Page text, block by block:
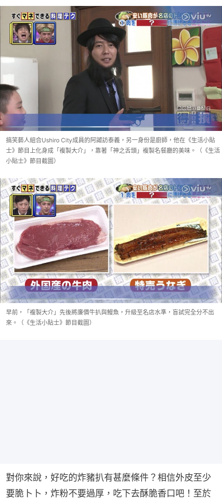
搞笑藝人組合Ushiro City成員的阿諏訪泰義，另一身份是廚師，他在《生活小貼
士》節目上化身成「複製大介」，靠著「神之舌頭」複製名餐廳的美味。（《生活
小貼士》節目截圖）
早前，「複製大介」先後將廉價牛扒與鰻魚，升級至名店水準，盲試完全分不出
來。（《生活小貼士》節目截圖）
對你來說，好吃的炸豬扒有甚麼條件？相信外皮至少
要脆卜卜，炸粉不要過厚，吃下去酥脆香口吧！至於